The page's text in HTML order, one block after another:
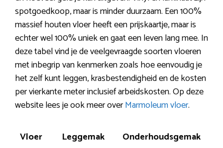
spotgoedkoop, maar is minder duurzaam. Een 100%
massief houten vloer heeft een prijskaartje, maar is
echter wel 100% uniek en gaat een leven lang mee. In
deze tabel vind je de veelgevraagde soorten vloeren
met inbegrip van kenmerken zoals hoe eenvoudig je
het zelf kunt leggen, krasbestendigheid en de kosten
per vierkante meter inclusief arbeidskosten. Op deze
website lees je ook meer overMarmoleum vloer.
Vloer Leggemak Onderhoudsgemak